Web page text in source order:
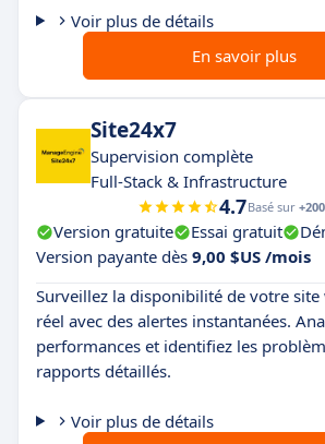
Voir plus de détails
En savoir plus
Site24x7
Supervision complète
Full-Stack & Infrastructure
4.7Basé sur
Version gratuite Essai gratuit
Version payante dès 9,00 $US /mois
Surveillez la disponibilité de votre site
réel avec des alertes instantanées.
performances et identifiez les
rapports détaillés.
Voir plus de détails